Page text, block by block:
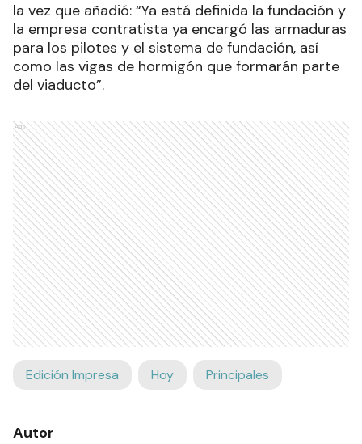
la vez que añadió: “Ya está definida la fundación y
la empresa contratista ya encargó las armaduras
para los pilotes y el sistema de fundación, así
como las vigas de hormigón que formarán parte
del viaducto”.
Ads
Edición Impresa Hoy Principales
Autor